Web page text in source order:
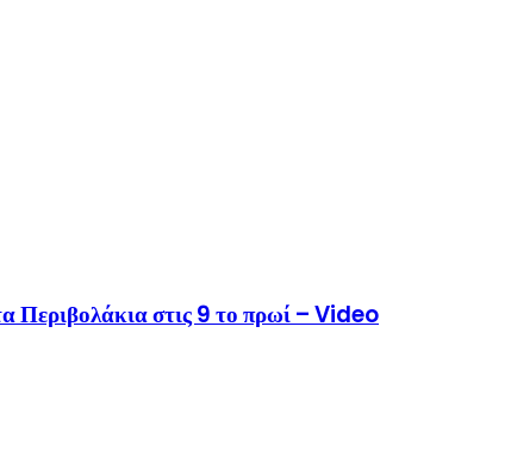
Περιβολάκια στις 9 το πρωί – Video